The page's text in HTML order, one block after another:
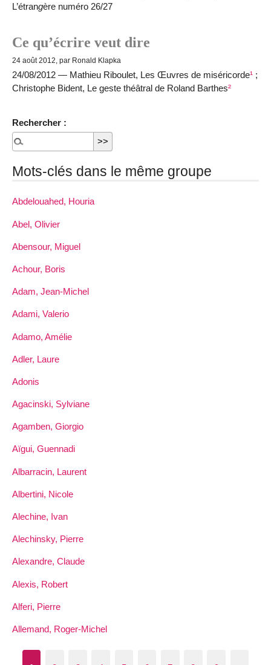
L’étrangère numéro 26/27
Ce qu’écrire veut dire
24 août 2012, par Ronald Klapka
24/08/2012 — Mathieu Riboulet, Les Œuvres de miséricorde¹ ;
Christophe Bident, Le geste théâtral de Roland Barthes²
Rechercher :
Mots-clés dans le même groupe
Abdelouahed, Houria
Abel, Olivier
Abensour, Miguel
Achour, Boris
Adam, Jean-Michel
Adami, Valerio
Adamo, Amélie
Adler, Laure
Adonis
Agacinski, Sylviane
Agamben, Giorgio
Aïgui, Guennadi
Albarracin, Laurent
Albertini, Nicole
Alechine, Ivan
Alechinsky, Pierre
Alexandre, Claude
Alexis, Robert
Alferi, Pierre
Allemand, Roger-Michel